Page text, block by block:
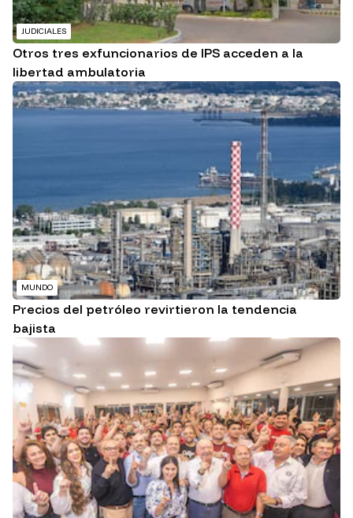
JUDICIALES
Otros tres exfuncionarios de IPS acceden a la
libertad ambulatoria
MUNDO
Precios del petróleo revirtieron la tendencia
bajista